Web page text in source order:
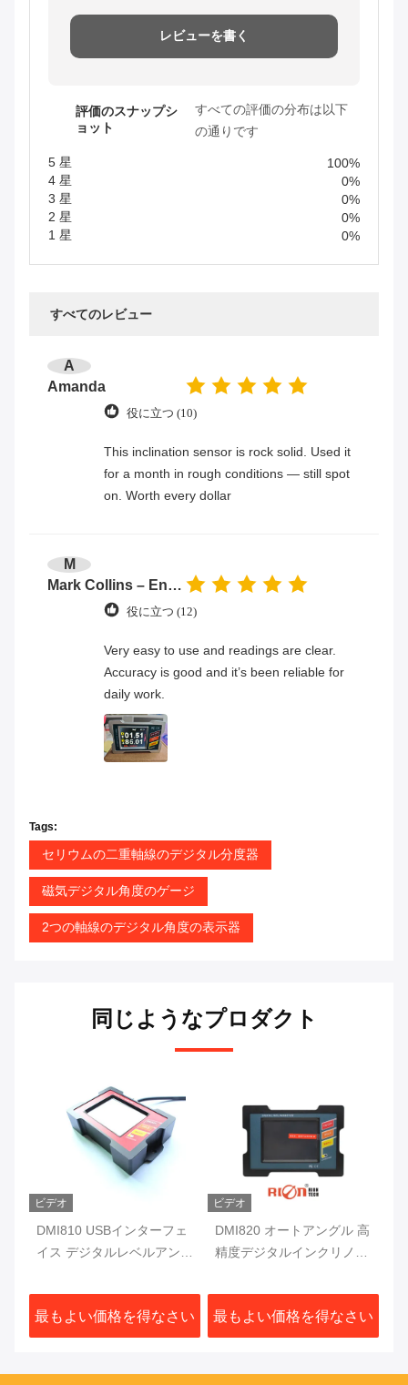
レビューを書く
評価のスナップシ
ョット
すべての評価の分布は以下
の通りです
5 星
100%
4 星
0%
3 星
0%
2 星
0%
1 星
0%
すべてのレビュー
A
Amanda
役に立つ (10)
This inclination sensor is rock solid. Used it
for a month in rough conditions — still spot
on. Worth every dollar
M
Mark Collins – Engineer
役に立つ (12)
Very easy to use and readings are clear.
Accuracy is good and it’s been reliable for
daily work.
Tags:
セリウムの二重軸線のデジタル分度器
磁気デジタル角度のゲージ
2つの軸線のデジタル角度の表示器
同じようなプロダクト
ビデオ
DMI810 USBインターフェ
イス デジタルレベルアング
ト 10Hz シングルアクシス
プロトラクター
最もよい価格を得なさい
ビデオ
DMI820 オートアングル 高
精度デジタルインクリノメ
級
最もよい価格を得なさい